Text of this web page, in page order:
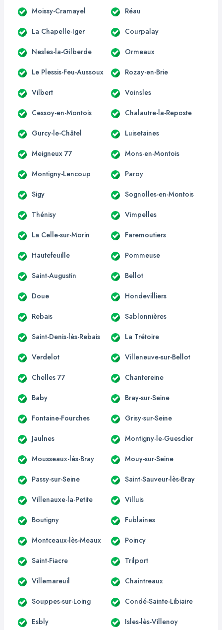
Moissy-Cramayel Réau
La Chapelle-Iger Courpalay
Nesles-la-Gilberde Ormeaux
Le Plessis-Feu-Aussoux Rozay-en-Brie
Vilbert Voinsles
Cessoy-en-Montois Chalautre-la-Reposte
Gurcy-le-Châtel Luisetaines
Meigneux 77 Mons-en-Montois
Montigny-Lencoup Paroy
Sigy Sognolles-en-Montois
Thénisy Vimpelles
La Celle-sur-Morin Faremoutiers
Hautefeuille Pommeuse
Saint-Augustin Bellot
Doue Hondevilliers
Rebais Sablonnières
Saint-Denis-lès-Rebais La Trétoire
Verdelot Villeneuve-sur-Bellot
Chelles 77 Chantereine
Baby Bray-sur-Seine
Fontaine-Fourches Grisy-sur-Seine
Jaulnes Montigny-le-Guesdier
Mousseaux-lès-Bray Mouy-sur-Seine
Passy-sur-Seine Saint-Sauveur-lès-Bray
Villenauxe-la-Petite Villuis
Boutigny Fublaines
Montceaux-lès-Meaux Poincy
Saint-Fiacre Trilport
Villemareuil Chaintreaux
Souppes-sur-Loing Condé-Sainte-Libiaire
Esbly Isles-lès-Villenoy